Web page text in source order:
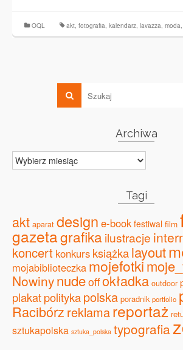
OQL akt, fotografia, kalendarz, lavazza, moda,
Archiwa
Archiwa
Tagi
akt aparat design e-book festiwal film
gazetagrafikailustracje
koncert konkurs książkalayout
mojabiblioteczka mojefotki
Nowinynudeoffokładka outdoor
plakatpolitykapolska poradnik portfolio
Racibórz reklamareportaż
sztukapolska sztuka_polska typografia